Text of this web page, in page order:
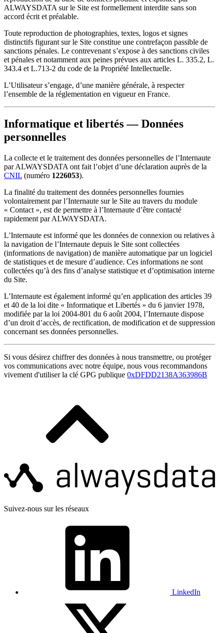
ALWAYSDATA sur le Site est formellement interdite sans son
accord écrit et préalable.
Toute reproduction de photographies, textes, logos et signes
distinctifs figurant sur le Site constitue une contrefaçon passible de
sanctions pénales. Le contrevenant s’expose à des sanctions civiles
et pénales et notamment aux peines prévues aux articles L. 335.2, L.
343.4 et L.713-2 du code de la Propriété Intellectuelle.
L’Utilisateur s’engage, d’une manière générale, à respecter
l’ensemble de la réglementation en vigueur en France.
Informatique et libertés — Données
personnelles
La collecte et le traitement des données personnelles de l’Internaute
par ALWAYSDATA ont fait l’objet d’une déclaration auprès de la
CNIL (numéro 1226053).
La finalité du traitement des données personnelles fournies
volontairement par l’Internaute sur le Site au travers du module
« Contact », est de permettre à l’Internaute d’être contacté
rapidement par ALWAYSDATA.
L’Internaute est informé que les données de connexion ou relatives à
la navigation de l’Internaute depuis le Site sont collectées
(informations de navigation) de manière automatique par un logiciel
de statistiques et de mesure d’audience. Ces informations ne sont
collectées qu’à des fins d’analyse statistique et d’optimisation interne
du Site.
L’Internaute est également informé qu’en application des articles 39
et 40 de la loi dite « Informatique et Libertés » du 6 janvier 1978,
modifiée par la loi 2004-801 du 6 août 2004, l’Internaute dispose
d’un droit d’accès, de rectification, de modification et de suppression
concernant ses données personnelles.
Si vous désirez chiffrer des données à nous transmettre, ou protéger
vos communications avec notre équipe, nous vous recommandons
vivement d'utiliser la clé GPG publique 0xDFDD2138A363986B
Suivez-nous sur les réseaux
LinkedIn